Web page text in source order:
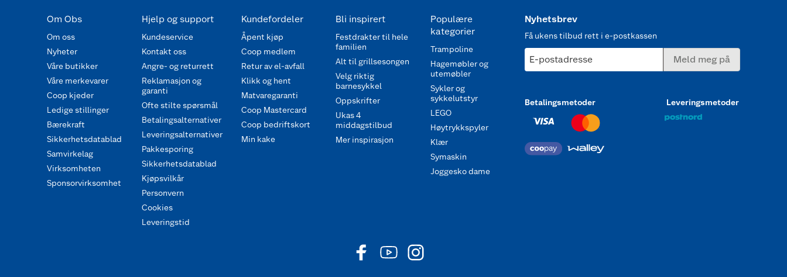
Om Obs
Om oss
Nyheter
Våre butikker
Våre merkevarer
Coop kjeder
Ledige stillinger
Bærekraft
Sikkerhetsdatablad
Samvirkelag
Virksomheten
Sponsorvirksomhet
Hjelp og support
Kundeservice
Kontakt oss
Angre- og returrett
Reklamasjon og
garanti
Ofte stilte spørsmål
Betalingsalternativer
Leveringsalternativer
Pakkesporing
Sikkerhetsdatablad
Kjøpsvilkår
Personvern
Cookies
Leveringstid
Kundefordeler
Åpent kjøp
Coop medlem
Retur av el-avfall
Klikk og hent
Matvaregaranti
Coop Mastercard
Coop bedriftskort
Min kake
Bli inspirert
Festdrakter til hele
familien
Alt til grillsesongen
Velg riktig
barnesykkel
Oppskrifter
Ukas 4
middagstilbud
Mer inspirasjon
Populære
kategorier
Trampoline
Hagemøbler og
utemøbler
Sykler og
sykkelutstyr
LEGO
Høytrykkspyler
Klær
Symaskin
Joggesko dame
Nyhetsbrev
Få ukens tilbud rett i e-postkassen
E-postadresse Meld meg på
Betalingsmetoder Leveringsmetoder